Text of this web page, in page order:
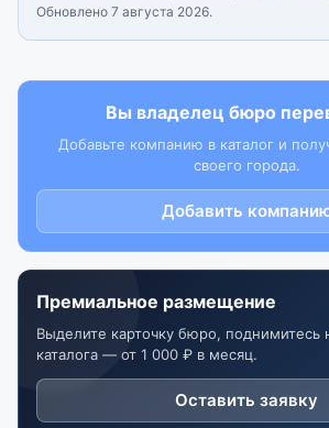
Обновлено 7 августа 2026.
Вы владелец бюро
Добавьте компанию в каталог и
своего города.
Добавить
Премиальное размещение
Выделите карточку бюро, поднимитесь
каталога — от 1 000 ₽ в месяц.
Оставить заявку